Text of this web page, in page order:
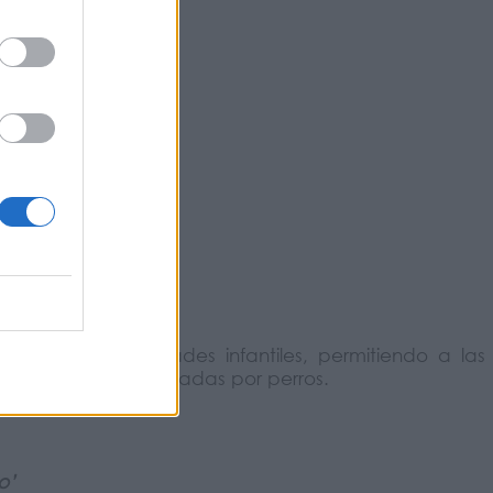
y actividades infantiles, permitiendo a las
trabajo desarrolladas por perros.